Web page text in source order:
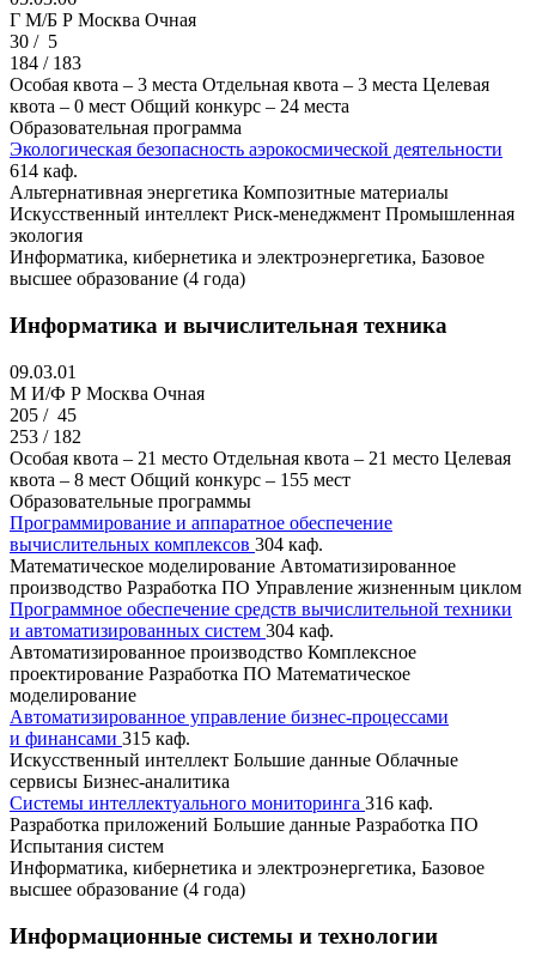
Г M/Б Р Москва Очная
30 / 5
184 / 183
Особая квота – 3 места Отдельная квота – 3 места Целевая
квота – 0 мест Общий конкурс – 24 места
Образовательная программа
Экологическая безопасность аэрокосмической деятельности
614 каф.
Альтернативная энергетика Композитные материалы
Искусственный интеллект Риск-менеджмент Промышленная
экология
Информатика, кибернетика и электроэнергетика, Базовое
высшее образование (4 года)
Информатика и вычислительная техника
09.03.01
M И/Ф Р Москва Очная
205 / 45
253 / 182
Особая квота – 21 место Отдельная квота – 21 место Целевая
квота – 8 мест Общий конкурс – 155 мест
Образовательные программы
Программирование и аппаратное обеспечение
вычислительных комплексов 304 каф.
Математическое моделирование Автоматизированное
производство Разработка ПО Управление жизненным циклом
Программное обеспечение средств вычислительной техники
и автоматизированных систем 304 каф.
Автоматизированное производство Комплексное
проектирование Разработка ПО Математическое
моделирование
Автоматизированное управление бизнес-процессами
и финансами 315 каф.
Искусственный интеллект Большие данные Облачные
сервисы Бизнес-аналитика
Системы интеллектуального мониторинга 316 каф.
Разработка приложений Большие данные Разработка ПО
Испытания систем
Информатика, кибернетика и электроэнергетика, Базовое
высшее образование (4 года)
Информационные системы и технологии